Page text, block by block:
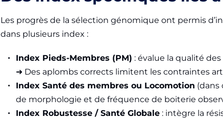
Les progrès de la sélection génomique ont permis
dans plusieurs index :
Index Pieds-Membres (PM) : évalue la qualité
➜ Des aplombs corrects limitent les contraintes
Index Santé des membres ou Locomotion (dans
de morphologie et de fréquence de boiterie
Index Robustesse / Santé Globale : intègre la